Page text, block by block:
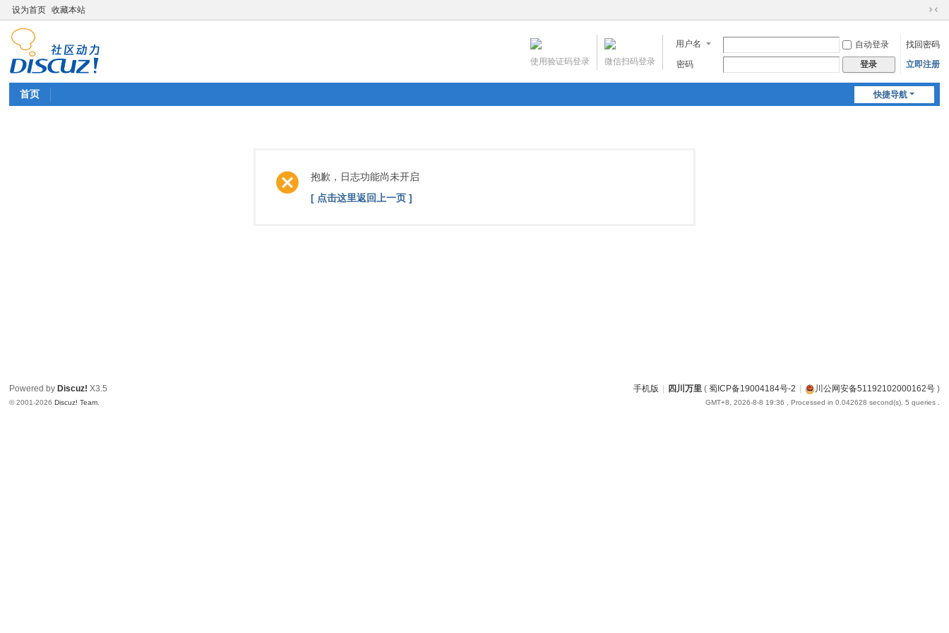
设为首页 收藏本站
切
到
窄
用户名 自动登录
找回密码
密码
登录 立即注册
微信扫码登录
使用验证码登录
快捷导航
首页
抱歉，日志功能尚未开启
[ 点击这里返回上一页 ]
手机版 四川万里( 蜀ICP备19004184号-2 川公网安备51192102000162号)
GMT+8, 2026-8-8 19:36 , Processed in 0.042628 second(s), 5 queries .
Powered by Discuz! X3.5
© 2001-2026Discuz! Team